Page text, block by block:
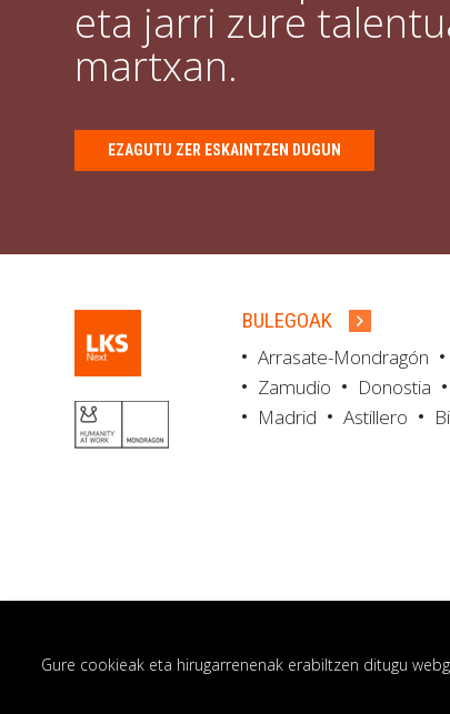
eta jarri zure
martxan.
EZAGUTU ZER ESKAINTZEN DUGUN
BULEGOAK
Arrasate-Mondragón
Zamudio
Donostia
Madrid
Astillero
Gure cookieak eta hirugarrenenak erabiltzen ditugu